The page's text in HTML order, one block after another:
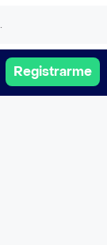
Registrarme